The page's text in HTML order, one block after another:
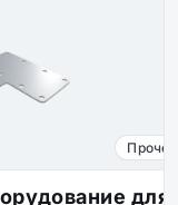
для